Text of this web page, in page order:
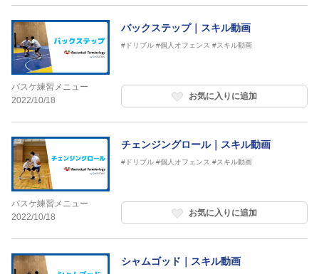
バスケ練習メニュー
2022/10/18
バックステップ｜スキル動画
#ドリブル #個人オフェンス #スキル動画
お気に入りに追加
バスケ練習メニュー
2022/10/18
チェンジングロール｜スキル動画
#ドリブル #個人オフェンス #スキル動画
お気に入りに追加
シャムゴッド｜スキル動画